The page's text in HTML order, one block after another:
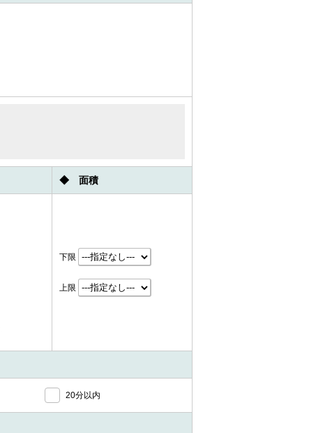
◆ 面積
下限
上限
20分以内